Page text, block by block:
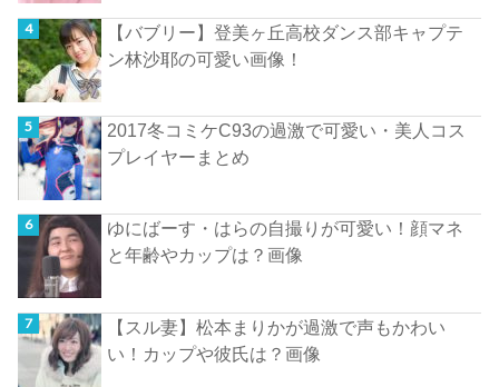
【バブリー】登美ヶ丘高校ダンス部キャプテ
ン林沙耶の可愛い画像！
2017冬コミケC93の過激で可愛い・美人コス
プレイヤーまとめ
ゆにばーす・はらの自撮りが可愛い！顔マネ
と年齢やカップは？画像
【スル妻】松本まりかが過激で声もかわい
い！カップや彼氏は？画像